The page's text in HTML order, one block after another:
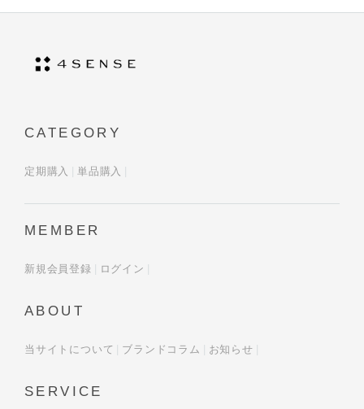
CATEGORY
定期購入 単品購入
MEMBER
新規会員登録 ログイン
ABOUT
当サイトについて ブランドコラム お知らせ
SERVICE